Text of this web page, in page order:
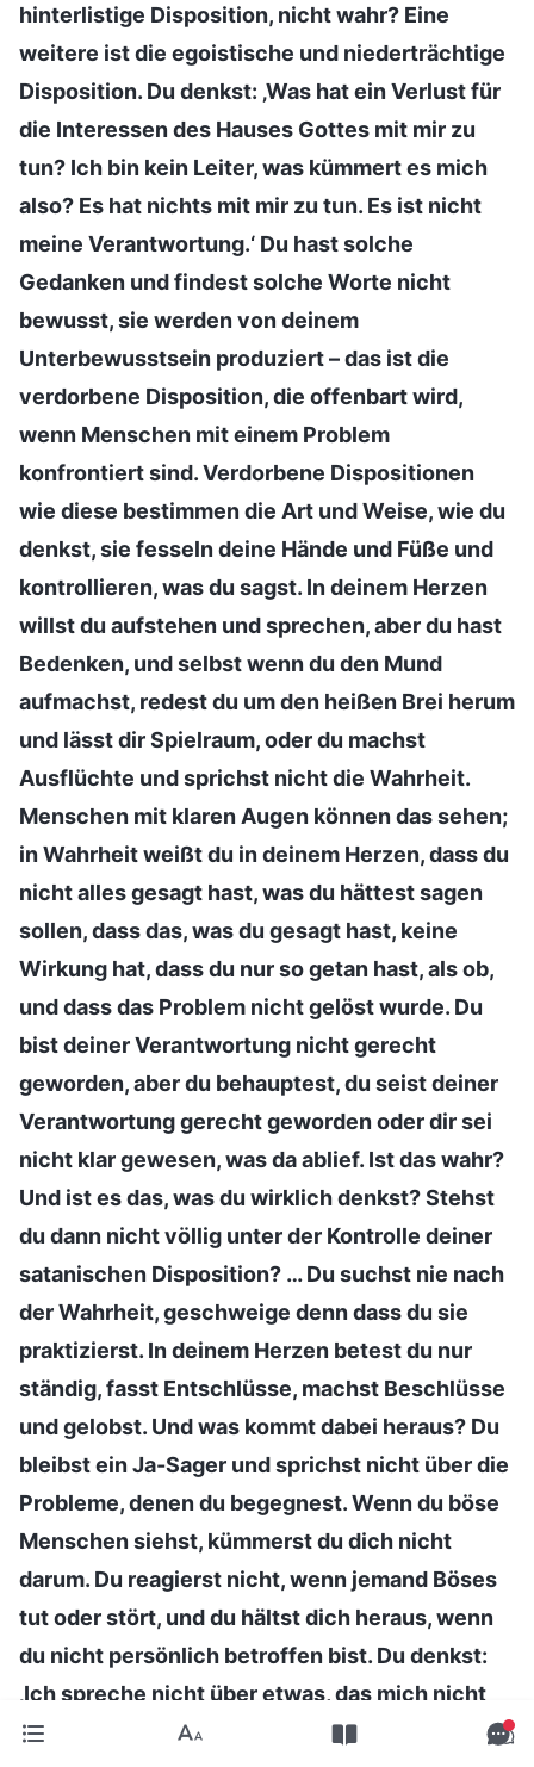
hinterlistige Disposition, nicht wahr? Eine
weitere ist die egoistische und niederträchtige
Disposition. Du denkst: ‚Was hat ein Verlust für
die Interessen des Hauses Gottes mit mir zu
tun? Ich bin kein Leiter, was kümmert es mich
also? Es hat nichts mit mir zu tun. Es ist nicht
meine Verantwortung.‘ Du hast solche
Gedanken und findest solche Worte nicht
bewusst, sie werden von deinem
Unterbewusstsein produziert – das ist die
verdorbene Disposition, die offenbart wird,
wenn Menschen mit einem Problem
konfrontiert sind. Verdorbene Dispositionen
wie diese bestimmen die Art und Weise, wie du
denkst, sie fesseln deine Hände und Füße und
kontrollieren, was du sagst. In deinem Herzen
willst du aufstehen und sprechen, aber du hast
Bedenken, und selbst wenn du den Mund
aufmachst, redest du um den heißen Brei herum
und lässt dir Spielraum, oder du machst
Ausflüchte und sprichst nicht die Wahrheit.
Menschen mit klaren Augen können das sehen;
in Wahrheit weißt du in deinem Herzen, dass du
nicht alles gesagt hast, was du hättest sagen
sollen, dass das, was du gesagt hast, keine
Wirkung hat, dass du nur so getan hast, als ob,
und dass das Problem nicht gelöst wurde. Du
bist deiner Verantwortung nicht gerecht
geworden, aber du behauptest, du seist deiner
Verantwortung gerecht geworden oder dir sei
nicht klar gewesen, was da ablief. Ist das wahr?
Und ist es das, was du wirklich denkst? Stehst
du dann nicht völlig unter der Kontrolle deiner
satanischen Disposition? … Du suchst nie nach
der Wahrheit, geschweige denn dass du sie
praktizierst. In deinem Herzen betest du nur
ständig, fasst Entschlüsse, machst Beschlüsse
und gelobst. Und was kommt dabei heraus? Du
bleibst ein Ja-Sager und sprichst nicht über die
Probleme, denen du begegnest. Wenn du böse
Menschen siehst, kümmerst du dich nicht
darum. Du reagierst nicht, wenn jemand Böses
tut oder stört, und du hältst dich heraus, wenn
du nicht persönlich betroffen bist. Du denkst:
‚Ich spreche nicht über etwas, das mich nicht
betrifft. Solange es nicht meine Interessen,